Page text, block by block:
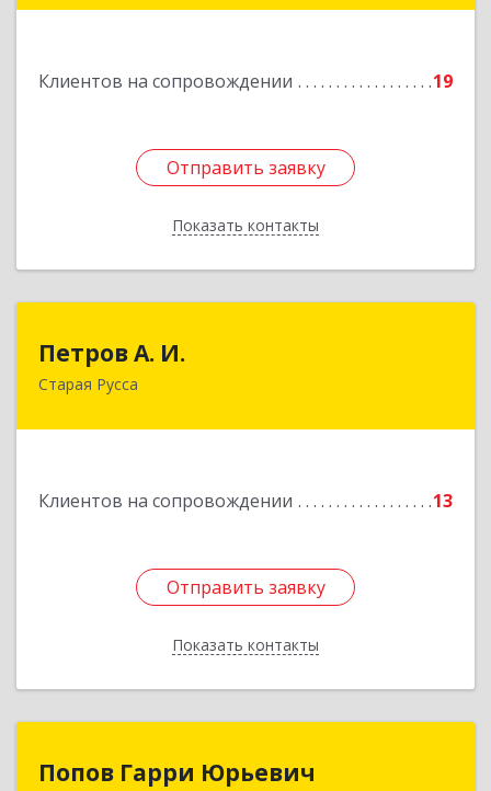
Клиентов на сопровождении 19
Отправить заявку
Показать контакты
Отправить заявку
Назад
Петров А. И.
Старая Русса
Клиентов на сопровождении 13
Отправить заявку
Показать контакты
Отправить заявку
Назад
Попов Гарри Юрьевич